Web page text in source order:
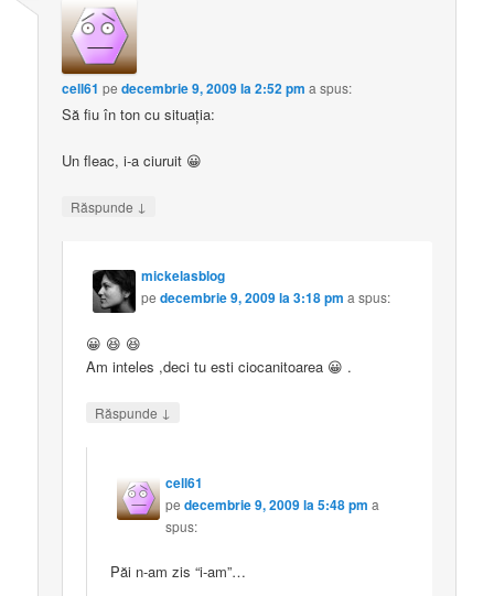
cell61 pedecembrie 9, 2009 la 2:52 pm a spus:
Să fiu în ton cu situaţia:
Un fleac, i-a ciuruit 😀
Răspunde ↓
mickelasblog
pedecembrie 9, 2009 la 3:18 pm a spus:
😀 😆 😆
Am inteles ,deci tu esti ciocanitoarea 😀 .
Răspunde ↓
cell61
pedecembrie 9, 2009 la 5:48 pm a
spus:
Păi n-am zis “i-am”…